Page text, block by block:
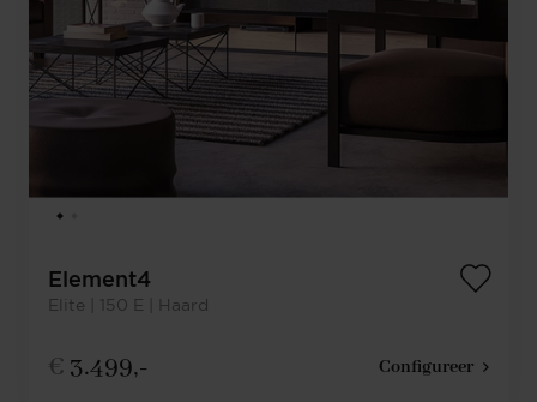
Element4
Elite | 150 E | Haard
€ 3.499,- Configureer